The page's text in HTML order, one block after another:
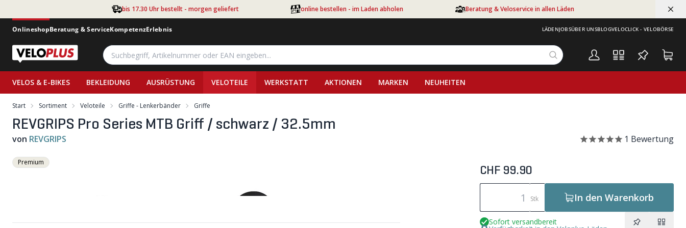
bis 17.30 Uhr bestellt - morgen geliefert online bestellen - im Laden abholen Beratung & Veloservice in allen Läden
OnlineshopBeratung & ServiceKompetenzErlebnis LÄDENJOBSÜBER UNSBLOGVELOCLICK - VELOBÖRSE
VELOS & E-BIKES BEKLEIDUNG AUSRÜSTUNG VELOTEILE WERKSTATT AKTIONEN MARKEN NEUHEITEN
Start Sortiment Veloteile Griffe - Lenkerbänder Griffe
REVGRIPS Pro Series MTB Griff / schwarz / 32.5mm
von REVGRIPS 1 Bewertung
Premium
CHF 99.90
Stk In den Warenkorb
Sofort versandbereit